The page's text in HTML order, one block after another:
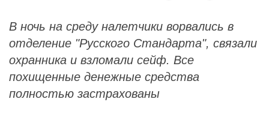
В ночь на среду налетчики ворвались в
отделение "Русского Стандарта", связали
охранника и взломали сейф. Все
похищенные денежные средства
полностью застрахованы